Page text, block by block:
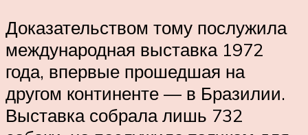
Доказательством тому послужила
международная выставка 1972
года, впервые прошедшая на
другом континенте — в Бразилии.
Выставка собрала лишь 732